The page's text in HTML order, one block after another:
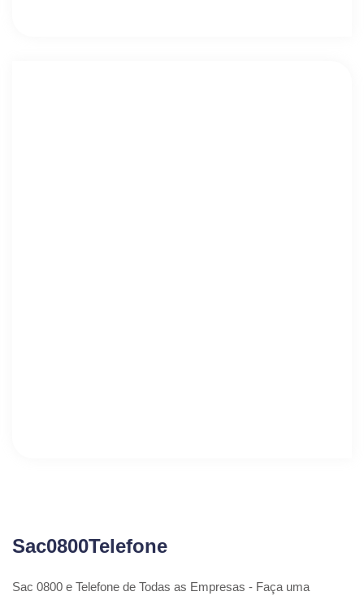
Sac0800Telefone
Sac 0800 e Telefone de Todas as Empresas - Faça uma